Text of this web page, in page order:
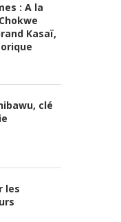
: A la
Kasaï,
clé
les